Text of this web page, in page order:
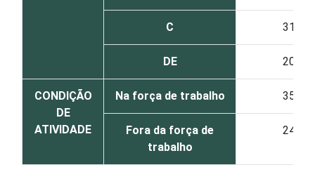
C 31
DE 20
CONDIÇÃO
DE
ATIVIDADE
Na força de trabalho 35
Fora da força de
trabalho
24